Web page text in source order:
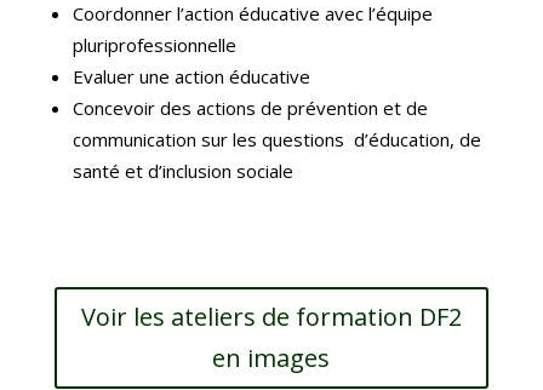
Coordonner l’action éducative avec l’équipe
pluriprofessionnelle
Evaluer une action éducative
Concevoir des actions de prévention et de
communication sur les questions d’éducation, de
santé et d’inclusion sociale
Voir les ateliers de formation DF2
en images